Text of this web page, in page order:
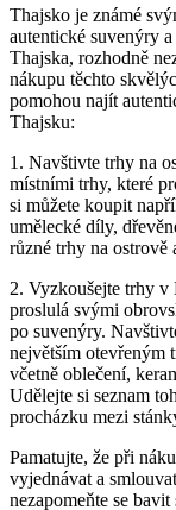
Thajsko je známé
autentické suvenýry
Thajska, rozhodně
nákupu těchto
pomohou najít
Thajsku:
1. Navštivte trhy na
místními trhy, které
si můžete koupit
umělecké díly,
různé trhy na ostrově
2. Vyzkoušejte trhy
proslulá svými
po suvenýry.
největším otevřeným
včetně oblečení,
Udělejte si seznam
procházku mezi
Pamatujte, že při
vyjednávat a
nezapomeňte se